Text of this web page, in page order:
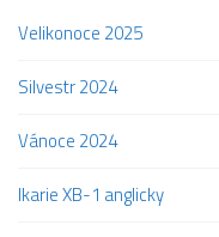
Velikonoce 2025
Silvestr 2024
Vánoce 2024
Ikarie XB-1 anglicky